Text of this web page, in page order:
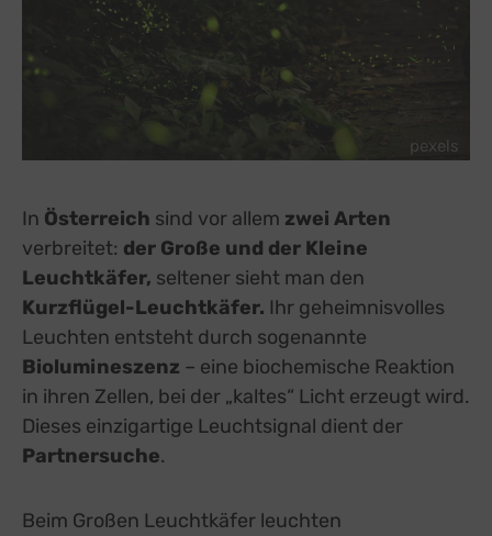
pexels
In Österreich sind vor allem zwei Arten
verbreitet: der Große und der Kleine
Leuchtkäfer, seltener sieht man den
Kurzflügel-Leuchtkäfer. Ihr geheimnisvolles
Leuchten entsteht durch sogenannte
Biolumineszenz – eine biochemische Reaktion
in ihren Zellen, bei der „kaltes“ Licht erzeugt wird.
Dieses einzigartige Leuchtsignal dient der
Partnersuche.
Beim Großen Leuchtkäfer leuchten